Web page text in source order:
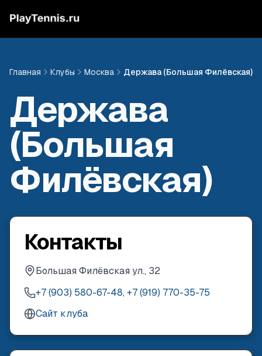
Главная Клубы Москва Держава (Большая Филёвская)
Держава
(Большая
Филёвская)
Контакты
Большая Филёвская ул., 32
+7 (903) 580-67-48, +7 (919) 770-35-75
Сайт клуба